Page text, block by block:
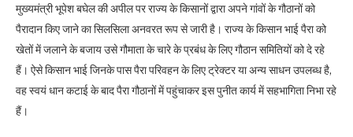
मुख्यमंत्री भूपेश बघेल की अपील पर राज्य के किसानों द्वारा अपने गांवों के गौठानों को
पैरादान किए जाने का सिलसिला अनवरत रूप से जारी है। राज्य के किसान भाई पैरा को
खेतों में जलाने के बजाय उसे गौमाता के चारे के प्रबंध के लिए गौठान समितियों को दे रहे
हैं। ऐसे किसान भाई जिनके पास पैरा परिवहन के लिए ट्रेक्टर या अन्य साधन उपलब्ध है,
वह स्वयं धान कटाई के बाद पैरा गौठानों में पहुंचाकर इस पुनीत कार्य में सहभागिता निभा रहे
हैं।